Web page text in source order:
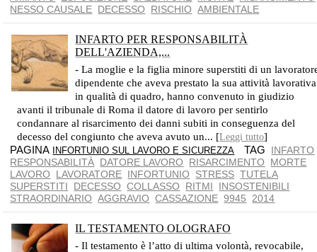
NESSO CAUSALE DECESSO RISCHIO AMBIENTALE
INFARTO PER RESPONSABILITÀ
DELL'AZIENDA,...
- La moglie e la figlia minore superstiti di un
dipendente che aveva prestato la sua attività lavorativa
in qualità di quadro, hanno convenuto in giudizio
avanti il tribunale di Roma il datore di lavoro per sentirlo
condannare al risarcimento dei danni subiti in conseguenza del
decesso del congiunto che aveva avuto un... [Leggi tutto]
PAGINA INFORTUNIO SUL LAVORO E SICUREZZA TAG INFARTO
RESPONSABILITÀ DATORE LAVORO RISARCIMENTO
MORTE
LAVORO
LAVORATORE INFORTUNIO STRESS TUTELA
SUPERSTITI
DECESSO COLLASSO RITMI
INSOSTENIBILI
STRAORDINARIO AGGRAVIO CASSAZIONE 9945 2014
IL TESTAMENTO OLOGRAFO
- Il testamento è l’atto di ultima volontà, revocabile,